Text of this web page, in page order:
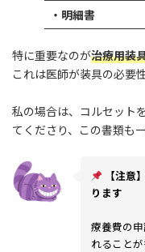
・明細書
特に重要なのが治療用装
これは医師が装具の必要
私の場合は、コルセット
てくださり、この書類も
【注意
ります
療養費の
れることが